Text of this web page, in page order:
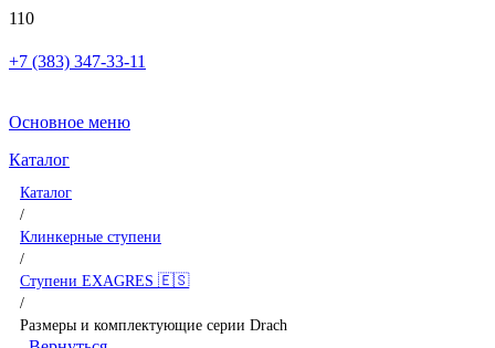
+7 (383) 347-33-11
Основное меню
Каталог
Каталог
/
Клинкерные ступени
/
Ступени EXAGRES 🇪🇸
/
Размеры и комплектующие серии Drach